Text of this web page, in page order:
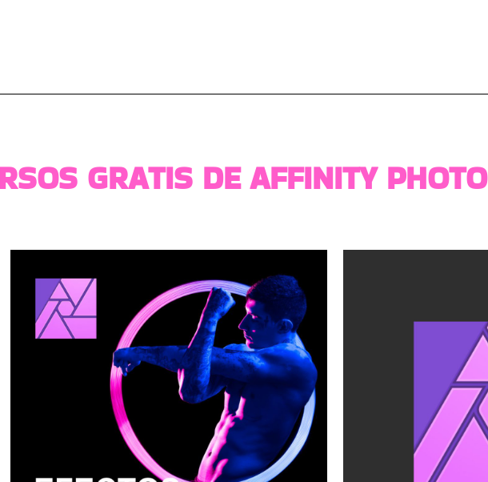
GRATIS DE AFFINITY PHOTO